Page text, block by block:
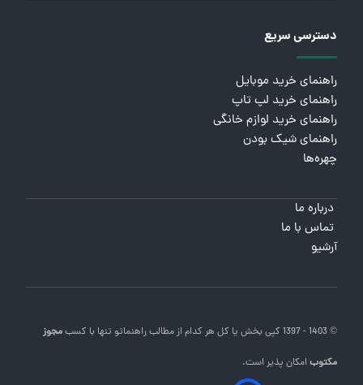
دسترسی سریع
راهنمای خرید موبایل
راهنمای خرید لپ تاپ
راهنمای خرید لوازم خانگی
راهنمای شیک بودن
چهره‌ها
درباره ما
تماس با ما
آرشیو
© 1403 - 1397 کپی بخش یا کل هر کدام از مطالب راهنماتو تنها با کسبمجوز
مکتوبامکان پذیر است.